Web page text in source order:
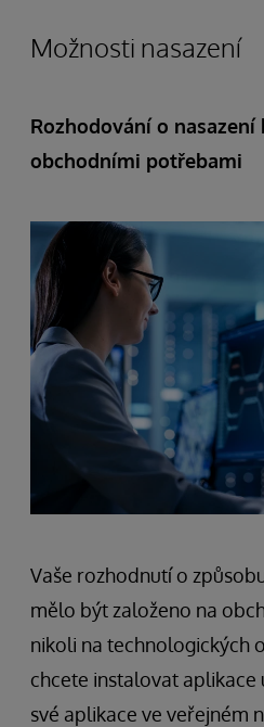
Možnosti nasazení
Rozhodování o
obchodními potřebami
Vaše rozhodnutí o
mělo být založeno na
nikoli na technologických
chcete instalovat aplikace
své aplikace ve veřejném